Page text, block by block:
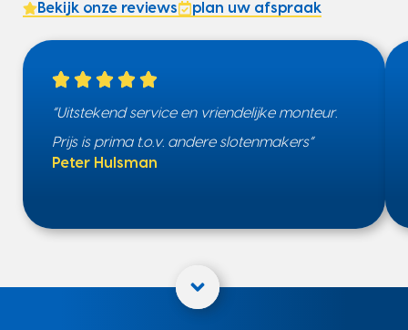
Bekijk onze reviews
plan uw afspraak
“Uitstekend service en vriendelijke monteur.
Prijs is prima t.o.v. andere slotenmakers”
Peter Hulsman